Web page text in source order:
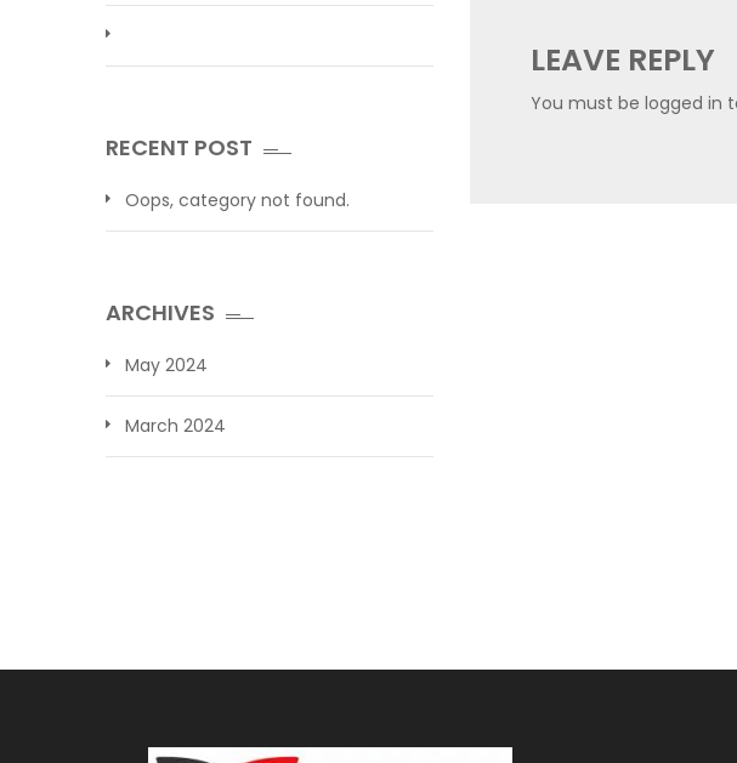
LEAVE REPLY
You must belogged in
RECENT POST
Oops, category not found.
ARCHIVES
May 2024
March 2024